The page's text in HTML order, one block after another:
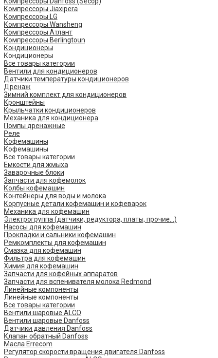
Компрессоры Jiaxipera
Компрессоры LG
Компрессоры Wansheng
Компрессоры Атлант
Компрессоры Berlingtoun
Кондиционеры
Кондиционеры
Все товары категории
Вентили для кондиционеров
Датчики температуры кондиционеров
Дренаж
Зимний комплект для кондиционеров
Кронштейны
Крыльчатки кондиционеров
Механика для кондиционера
Помпы дренажные
Реле
Кофемашины
Кофемашины
Все товары категории
Емкости для жмыха
Заварочные блоки
Запчасти для кофемолок
Колбы кофемашин
Контейнеры для воды и молока
Корпусные детали кофемашин и кофеварок
Механика для кофемашин
Электрогруппа (датчики, редуктора, платы, прочие...)
Насосы для кофемашин
Прокладки и сальники кофемашин
Ремкомплекты для кофемашин
Смазка для кофемашин
Фильтра для кофемашин
Химия для кофемашин
Запчасти для кофейных аппаратов
Запчасти для вспенивателя молока Redmond
Линейные компоненты
Линейные компоненты
Все товары категории
Вентили шаровые ALCO
Вентили шаровые Danfoss
Датчики давления Danfoss
Клапан обратный Danfoss
Масла Errecom
Регулятор скорости вращения двигателя Danfoss